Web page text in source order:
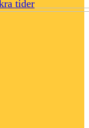
tider